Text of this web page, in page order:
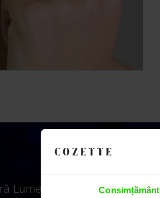
Consimțământ
Lumea COZETTE,